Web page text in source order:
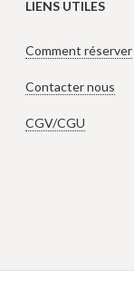
LIENS UTILES
Comment réserver
Contacter nous
CGV/CGU